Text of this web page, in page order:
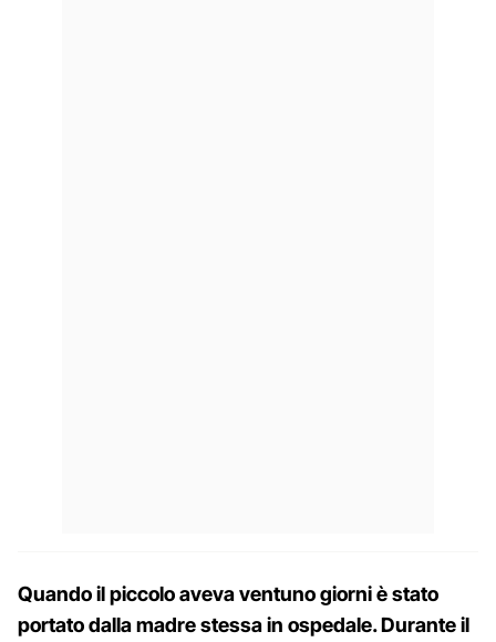
Quando il piccolo aveva ventuno giorni è stato
portato dalla madre stessa in ospedale. Durante il